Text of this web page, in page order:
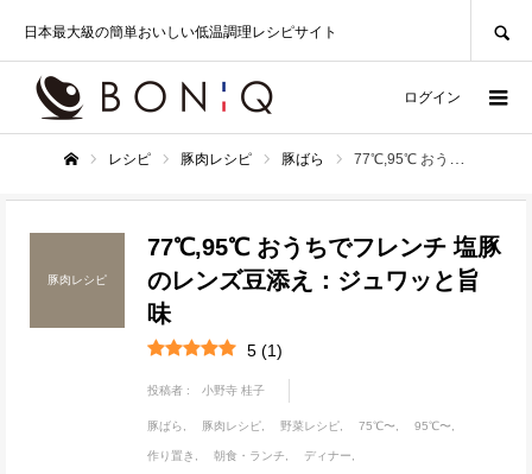
日本最大級の簡単おいしい低温調理レシピサイト
ログイン
レシピ 豚肉レシピ 豚ばら 77℃,95℃ おうちでフレンチ 塩豚のレンズ豆添え：ジュワッと旨味
豚肉レシピ
77℃,95℃ おうちでフレンチ 塩豚
のレンズ豆添え：ジュワッと旨
味
5 (1)
投稿者 : 小野寺 桂子
豚ばら 豚肉レシピ 野菜レシピ 75℃〜 95℃〜
作り置き 朝食・ランチ ディナー